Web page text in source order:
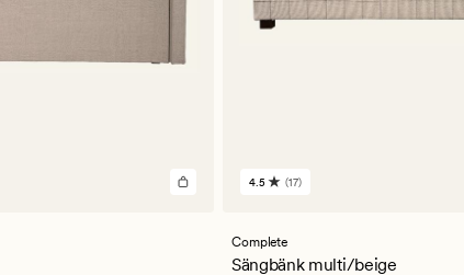
17
ett
genomsnittligt
4.5 (17)
Complete
Sängbänk multi/beige